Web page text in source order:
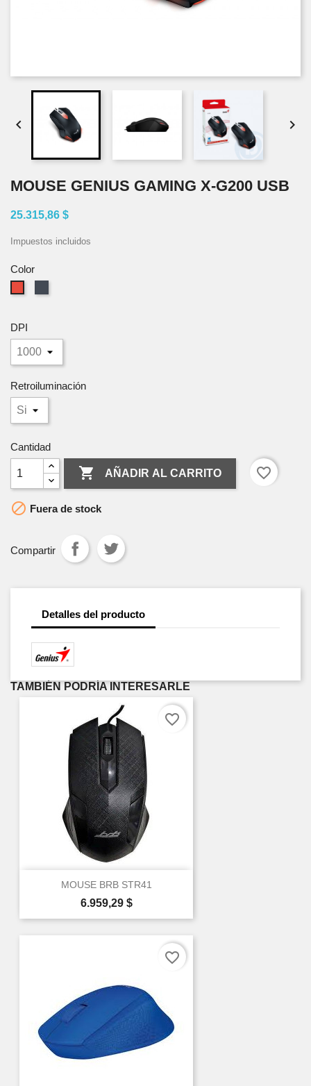
 
MOUSE GENIUS GAMING X-G200 USB
25.315,86 $
Impuestos incluidos
Color
DPI
Retroiluminación
Cantidad
 AÑADIR AL CARRITO favorite_border
 Fuera de stock
Compartir
Detalles del producto
TAMBIÉN PODRÍA INTERESARLE
MOUSE BRB STR41
Precio
6.959,29 $
favorite_border
favorite_border